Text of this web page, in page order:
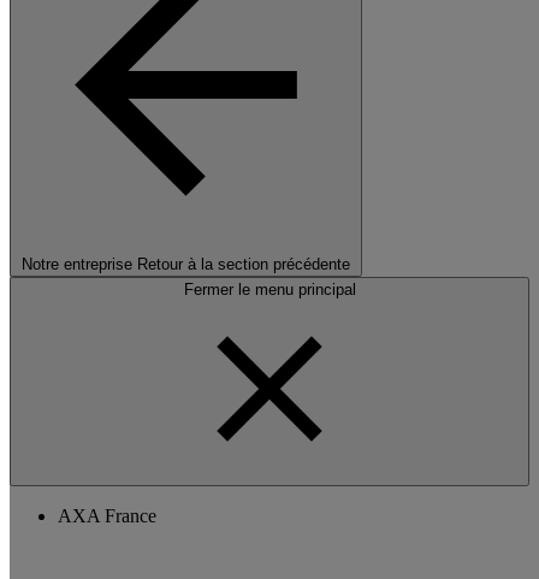
Notre entreprise Retour à la section précédente
Fermer le menu principal
AXA France